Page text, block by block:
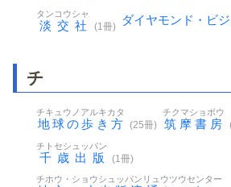
淡交社
タンコウシャ
(1冊) ダイヤモンド・ビ
チ
地球の歩き方
チキュウノアルキカタ
(25冊) 筑摩書房
チクマショボウ
千歳出版
チトセシュッパン
(1冊)
チホウ・ショウシュッパンリュウツウセンター